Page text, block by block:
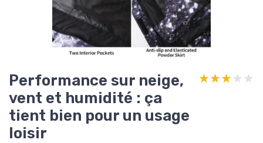
Performance sur neige,
vent et humidité : ça
tient bien pour un usage
loisir
★★★★★
★★★★★